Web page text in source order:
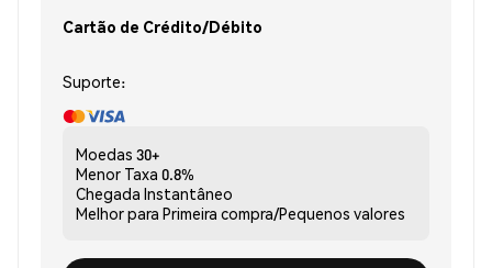
Cartão de Crédito/Débito
Suporte:
Moedas 30+
Menor Taxa 0.8%
Chegada Instantâneo
Melhor para Primeira compra/Pequenos valores